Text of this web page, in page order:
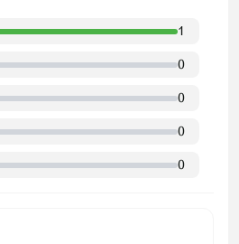
1
0
0
0
0